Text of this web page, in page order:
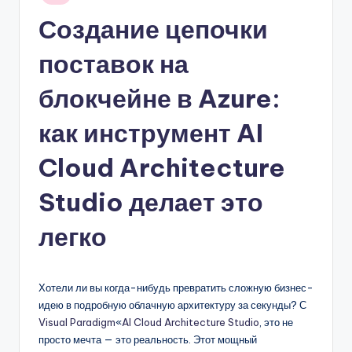
S
w
Создание цепочки
поставок на
блокчейне в Azure:
как инструмент AI
Cloud Architecture
Studio делает это
легко
Хотели ли вы когда-нибудь превратить сложную бизнес-
идею в подробную облачную архитектуру за секунды? С
Visual Paradigm«AI Cloud Architecture Studio , это не
просто мечта — это реальность. Этот мощный